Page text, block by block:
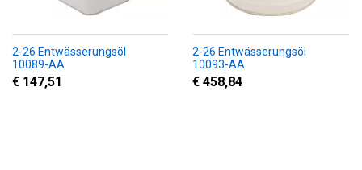
2-26 Entwässerungsöl
10089-AA
€ 147,51
2-26 Entwässerungsöl
10093-AA
€ 458,84